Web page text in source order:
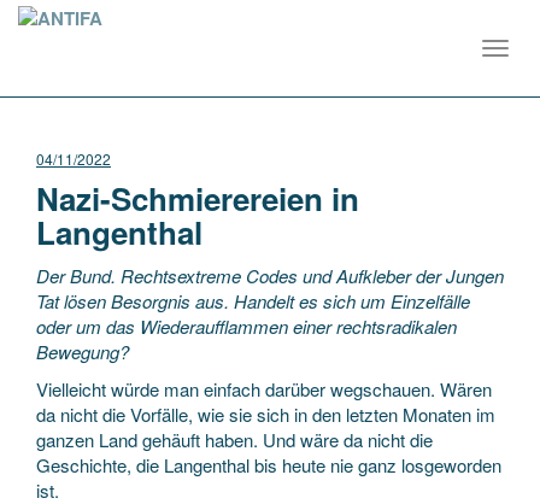
04/11/2022
Nazi-Schmierereien in
Langenthal
Der Bund. Rechtsextreme Codes und Aufkleber der Jungen
Tat lösen Besorgnis aus. Handelt es sich um Einzelfälle
oder um das Wiederaufflammen einer rechtsradikalen
Bewegung?
Vielleicht würde man einfach darüber wegschauen. Wären
da nicht die Vorfälle, wie sie sich in den letzten Monaten im
ganzen Land gehäuft haben. Und wäre da nicht die
Geschichte, die Langenthal bis heute nie ganz losgeworden
ist.